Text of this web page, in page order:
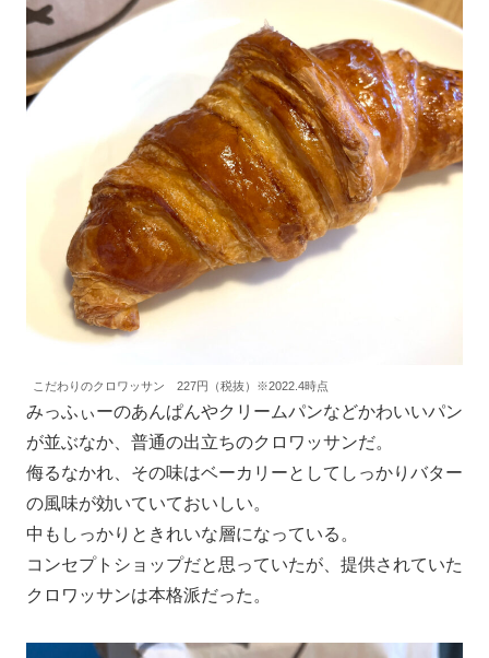
こだわりのクロワッサン 227円（税抜）※2022.4時点
みっふぃーのあんぱんやクリームパンなどかわいいパン
が並ぶなか、普通の出立ちのクロワッサンだ。
侮るなかれ、その味はベーカリーとしてしっかりバター
の風味が効いていておいしい。
中もしっかりときれいな層になっている。
コンセプトショップだと思っていたが、提供されていた
クロワッサンは本格派だった。